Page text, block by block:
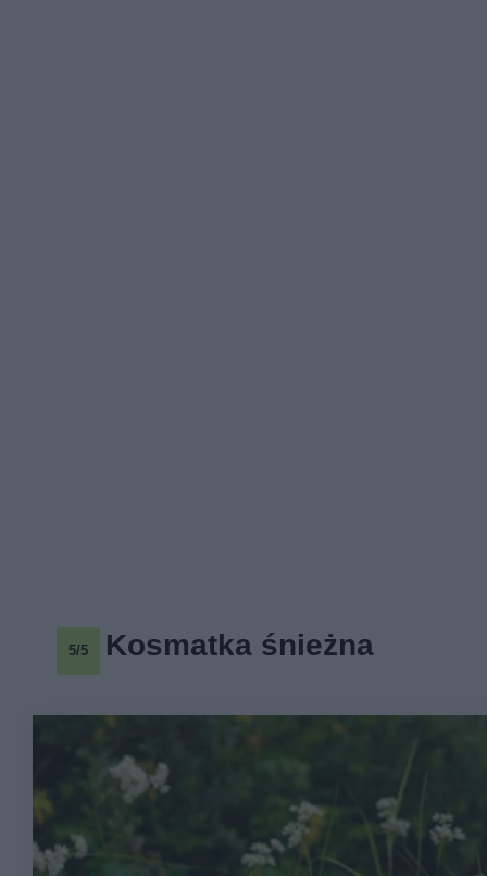
5/5 Kosmatka śnieżna